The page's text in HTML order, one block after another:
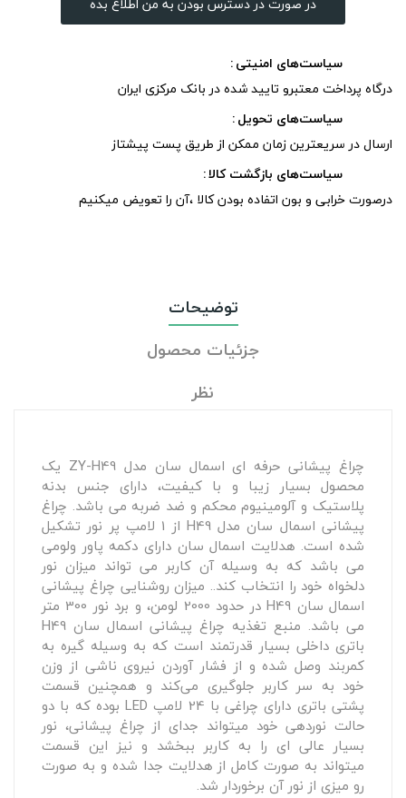
سیاست‌های امنیتی
درگاه پرداخت معتبرو تایید شده در بانک مرکزی ایران
سیاست‌های تحویل
ارسال در سریعترین زمان ممکن از طریق پست پیشتاز
سیاست‌های بازگشت کالا
درصورت خرابی و بون اتفاده بودن کالا ،آن را تعویض میکنیم
توضیحات
جزئیات محصول
نظر
چراغ پیشانی حرفه ای اسمال سان مدل ZY-H49 یک
محصول بسیار زیبا و با کیفیت، دارای جنس بدنه
پلاستیک و آلومینیوم محکم و ضد ضربه می باشد. چراغ
پیشانی اسمال سان مدل H49 از 1 لامپ پر نور تشکیل
شده است. هدلایت اسمال سان دارای دکمه پاور ولومی
می باشد که به وسیله آن کاربر می تواند میزان نور
دلخواه خود را انتخاب کند.. میزان روشنایی چراغ پیشانی
اسمال سان H49 در حدود 2000 لومن، و برد نور 300 متر
می باشد. منبع تغذیه چراغ پیشانی اسمال سان H49
باتری داخلی بسیار قدرتمند است که به وسیله گیره به
کمربند وصل شده و از فشار آوردن نیروی ناشی از وزن
خود به سر کاربر جلوگیری می‌کند و همچنین قسمت
پشتی باتری دارای چراغی با 24 لامپ LED بوده که با دو
حالت نوردهی خود میتواند جدای از چراغ پیشانی، نور
بسیار عالی ای را به کاربر ببخشد و نیز این قسمت
میتواند به صورت کامل از هدلایت جدا شده و به صورت
رو میزی از نور آن برخوردار شد.